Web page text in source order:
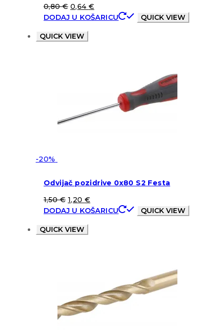
0,80€ 0,64 €
DODAJ U KOŠARICU
QUICK VIEW
QUICK VIEW
-20%
Odvijač pozidrive 0x80 S2 Festa
1,50€ 1,20 €
DODAJ U KOŠARICU
QUICK VIEW
QUICK VIEW